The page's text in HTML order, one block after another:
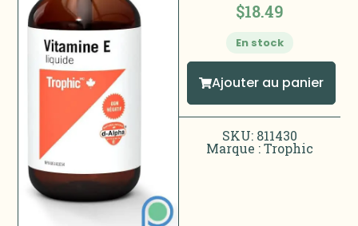
$18.49
En stock
Ajouter au panier
SKU: 811430
Marque :Trophic